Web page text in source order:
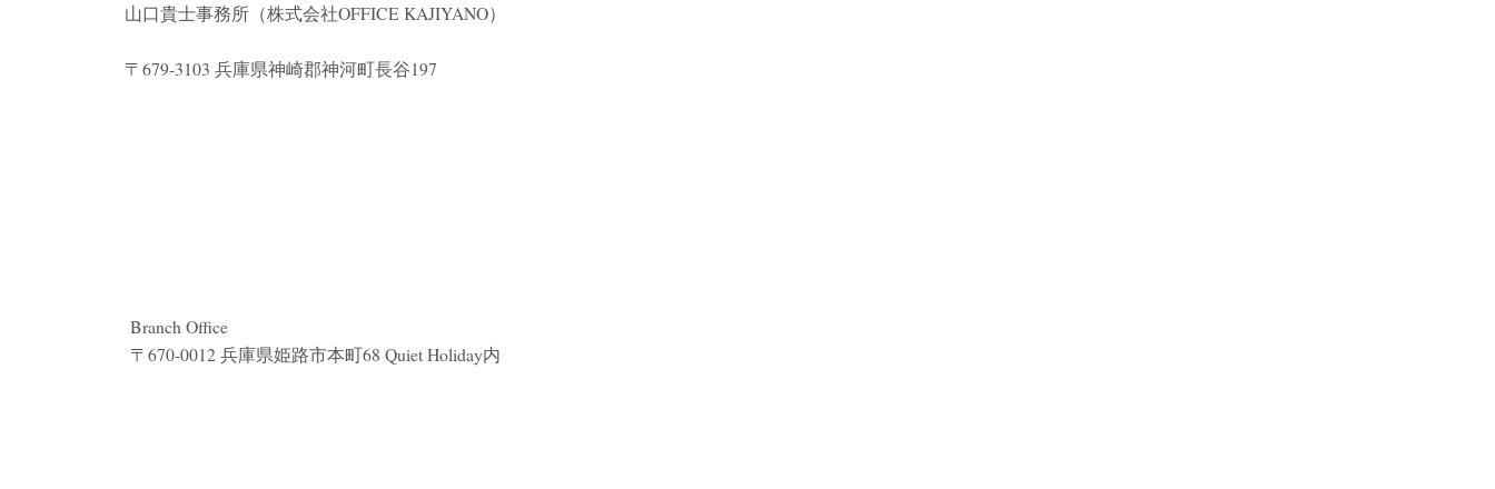
山口貴士事務所（株式会社OFFICE KAJIYANO）
〒679-3103 兵庫県神崎郡神河町長谷197
Branch Office
〒670-0012 兵庫県姫路市本町68 Quiet Holiday内